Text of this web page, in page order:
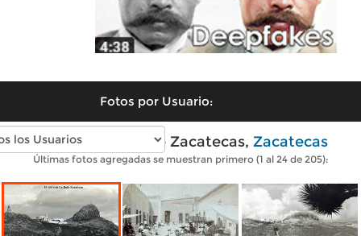
Fotos por Usuario:
Fotos antiguas de Zacatecas, Zacatecas
Últimas fotos agregadas se muestran primero (1 al 24 de 205):